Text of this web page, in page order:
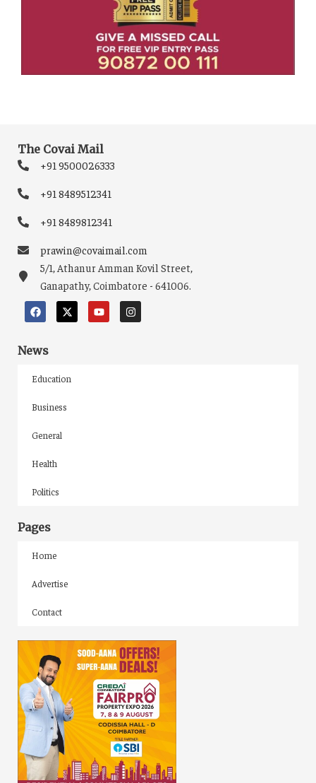
The Covai Mail
+91 9500026333
+91 8489512341
+91 8489812341
prawin@covaimail.com
5/1, Athanur Amman Kovil Street,
Ganapathy, Coimbatore - 641006.
News
Education
Business
General
Health
Politics
Pages
Home
Advertise
Contact